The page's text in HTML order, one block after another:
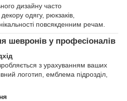
дизайну часто
одягу, рюкзаків,
повсякденним речам.
шевронів у професіоналів
з урахуванням ваших
логотип, емблема підрозділ,